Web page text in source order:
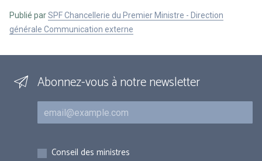
Publié parSPF Chancellerie du Premier Ministre - Direction
générale Communication externe
Abonnez-vous à notre newsletter
Courriel
Inscriptions
Conseil des ministres